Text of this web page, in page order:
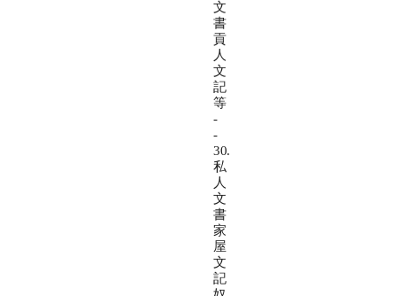
文
書
貢
人
文
記
等
-
-
30.
私
人
文
書
家
屋
文
記